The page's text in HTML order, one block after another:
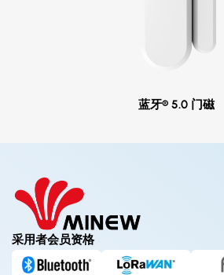
蓝牙® 5.0 门磁
采用者会员资格